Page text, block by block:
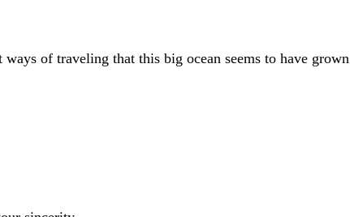
ways of traveling that this big ocean seems to have grown